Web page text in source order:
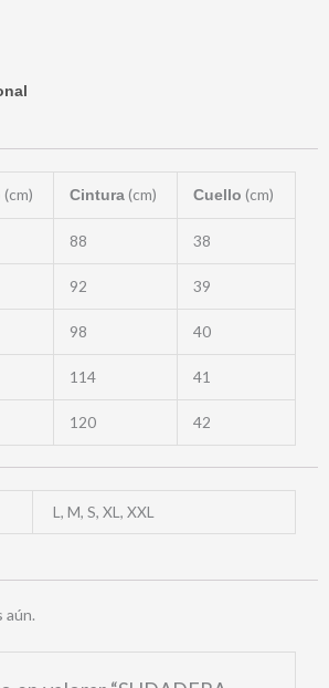
(cm) Cintura(cm) Cuello (cm)
88 38
92 39
98 40
114 41
120 42
L, M, S, XL, XXL
aún.